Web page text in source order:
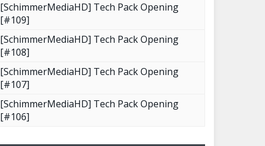
[SchimmerMediaHD] Tech Pack Opening
[#109]
[SchimmerMediaHD] Tech Pack Opening
[#108]
[SchimmerMediaHD] Tech Pack Opening
[#107]
[SchimmerMediaHD] Tech Pack Opening
[#106]